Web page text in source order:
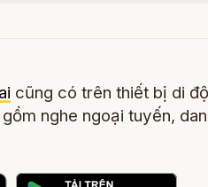
cũng có trên thiết bị di
nghe ngoại tuyến,